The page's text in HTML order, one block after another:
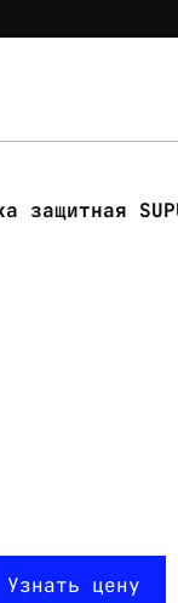
защитная
Узнать цену